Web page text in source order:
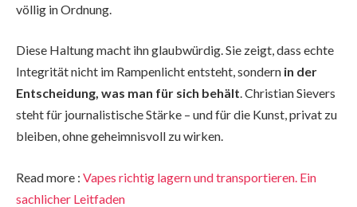
völlig in Ordnung.
Diese Haltung macht ihn glaubwürdig. Sie zeigt, dass echte
Integrität nicht im Rampenlicht entsteht, sondern in der
Entscheidung, was man für sich behält. Christian Sievers
steht für journalistische Stärke – und für die Kunst, privat zu
bleiben, ohne geheimnisvoll zu wirken.
Read more : Vapes richtig lagern und transportieren. Ein
sachlicher Leitfaden